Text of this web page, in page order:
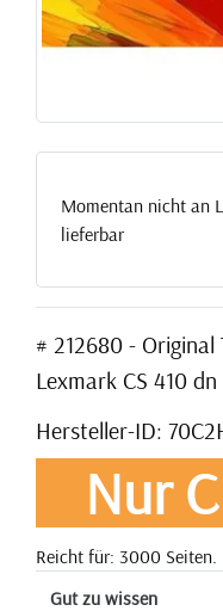
Momentan nicht an
lieferbar
# 212680 -
Lexmark CS 410 dn
Hersteller-ID:
Nur
Reicht für: 3000 Seiten.
Gut zu wissen